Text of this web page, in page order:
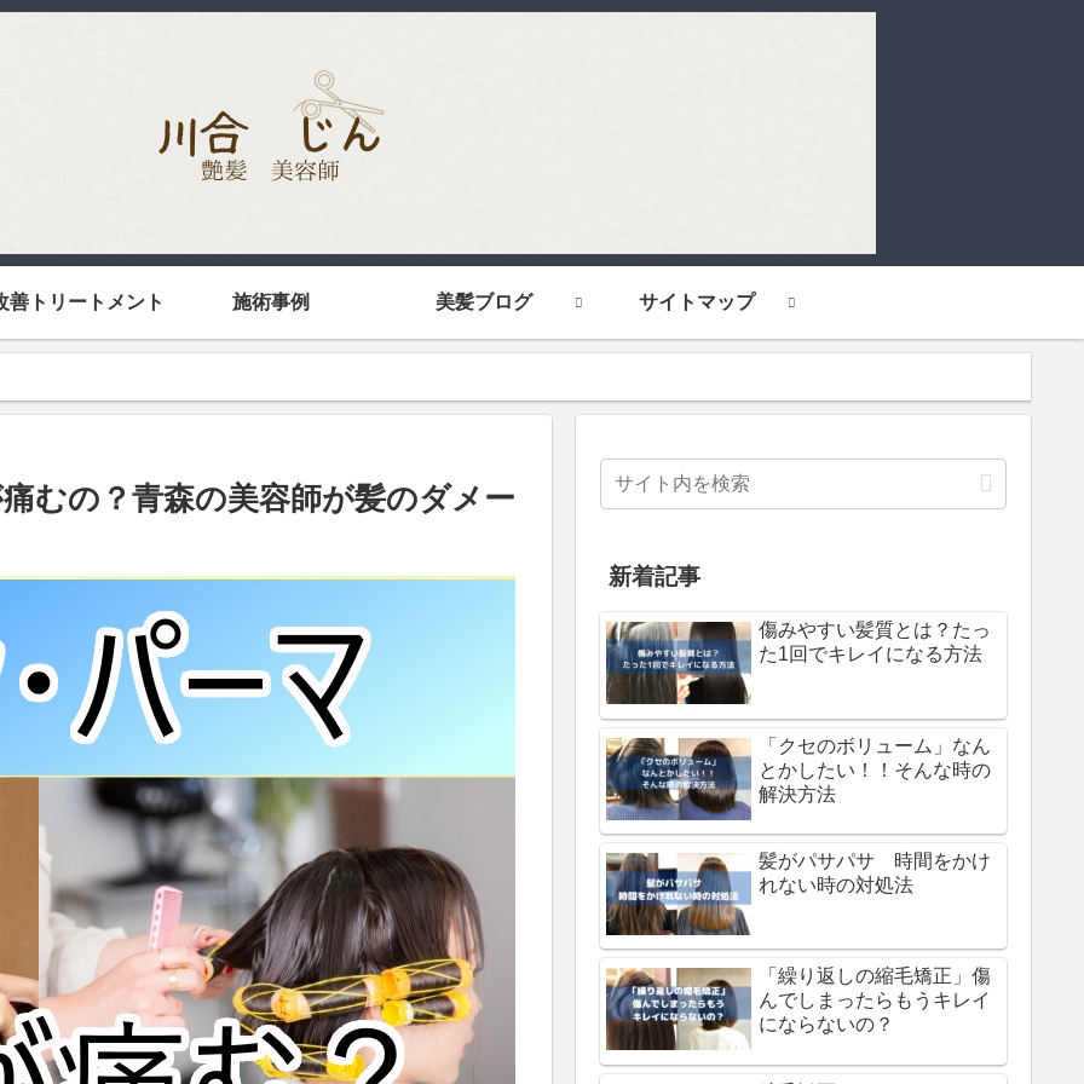
善トリートメント 施術事例 美髪ブログ サイトマップ
むの？青森の美容師が髪のダメー
新着記事
傷みやすい髪質とは？たっ
た1回でキレイになる方法
「クセのボリューム」なん
とかしたい！！そんな時の
解決方法
髪がパサパサ 時間をかけ
れない時の対処法
「繰り返しの縮毛矯正」傷
んでしまったらもうキレイ
にならないの？